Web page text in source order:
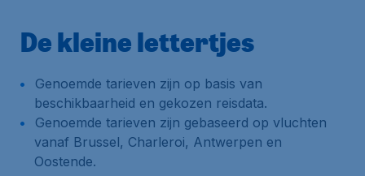
De kleine lettertjes
Genoemde tarieven zijn op basis van
beschikbaarheid en gekozen reisdata.
Genoemde tarieven zijn gebaseerd op vluchten
vanaf Brussel, Charleroi, Antwerpen en
Oostende.